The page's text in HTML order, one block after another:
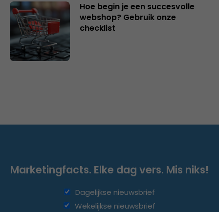
Hoe begin je een succesvolle
webshop? Gebruik onze
checklist
Marketingfacts. Elke dag vers. Mis niks!
Dagelijkse nieuwsbrief
Wekelijkse nieuwsbrief